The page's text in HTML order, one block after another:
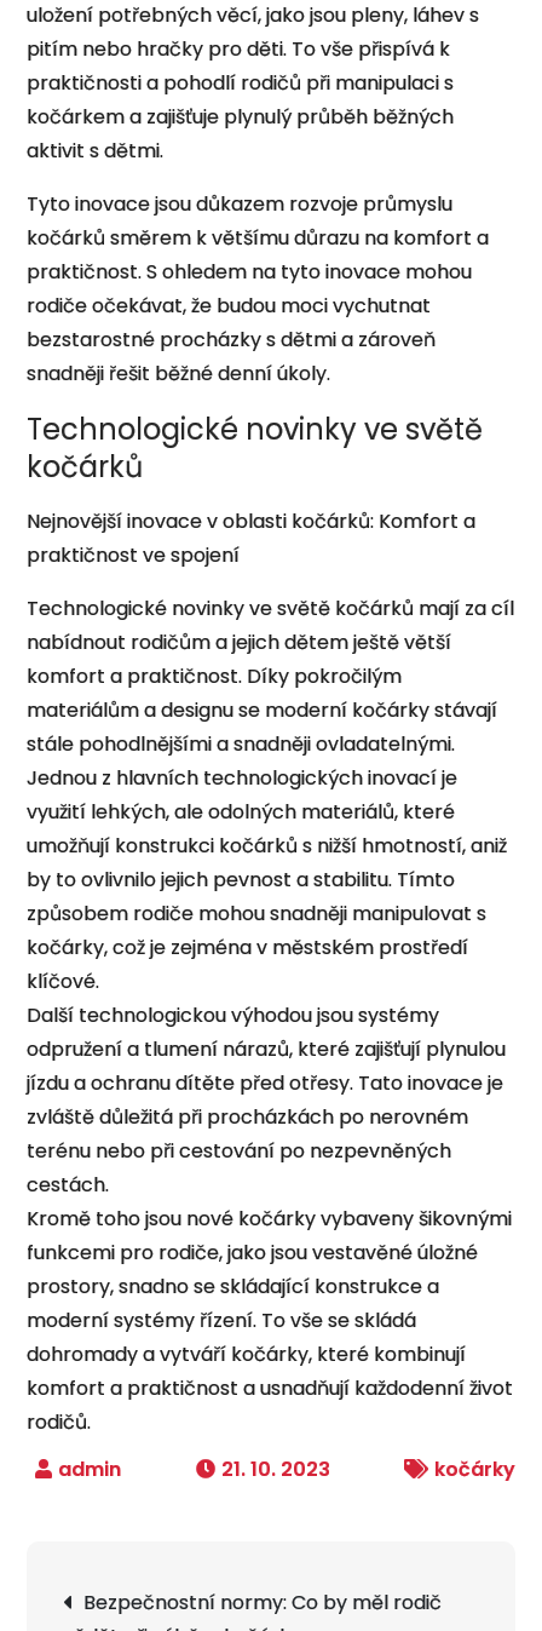
uložení potřebných věcí, jako jsou pleny, láhev s
pitím nebo hračky pro děti. To vše přispívá k
praktičnosti a pohodlí rodičů při manipulaci s
kočárkem a zajišťuje plynulý průběh běžných
aktivit s dětmi.
Tyto inovace jsou důkazem rozvoje průmyslu
kočárků směrem k většímu důrazu na komfort a
praktičnost. S ohledem na tyto inovace mohou
rodiče očekávat, že budou moci vychutnat
bezstarostné procházky s dětmi a zároveň
snadněji řešit běžné denní úkoly.
Technologické novinky ve světě
kočárků
Nejnovější inovace v oblasti kočárků: Komfort a
praktičnost ve spojení
Technologické novinky ve světě kočárků mají za cíl
nabídnout rodičům a jejich dětem ještě větší
komfort a praktičnost. Díky pokročilým
materiálům a designu se moderní kočárky stávají
stále pohodlnějšími a snadněji ovladatelnými.
Jednou z hlavních technologických inovací je
využití lehkých, ale odolných materiálů, které
umožňují konstrukci kočárků s nižší hmotností, aniž
by to ovlivnilo jejich pevnost a stabilitu. Tímto
způsobem rodiče mohou snadněji manipulovat s
kočárky, což je zejména v městském prostředí
klíčové.
Další technologickou výhodou jsou systémy
odpružení a tlumení nárazů, které zajišťují plynulou
jízdu a ochranu dítěte před otřesy. Tato inovace je
zvláště důležitá při procházkách po nerovném
terénu nebo při cestování po nezpevněných
cestách.
Kromě toho jsou nové kočárky vybaveny šikovnými
funkcemi pro rodiče, jako jsou vestavěné úložné
prostory, snadno se skládající konstrukce a
moderní systémy řízení. To vše se skládá
dohromady a vytváří kočárky, které kombinují
komfort a praktičnost a usnadňují každodenní život
rodičů.
21. 10. 2023
kočárky
pro
Bezpečnostní normy: Co by měl rodič